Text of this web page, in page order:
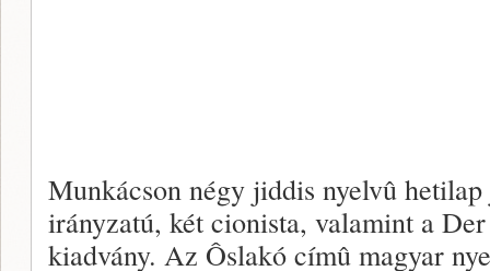
Munkácson négy jiddis nyelvû
irányzatú, két cionista, valamint a
kiadvány. Az Ôslakó címû magyar